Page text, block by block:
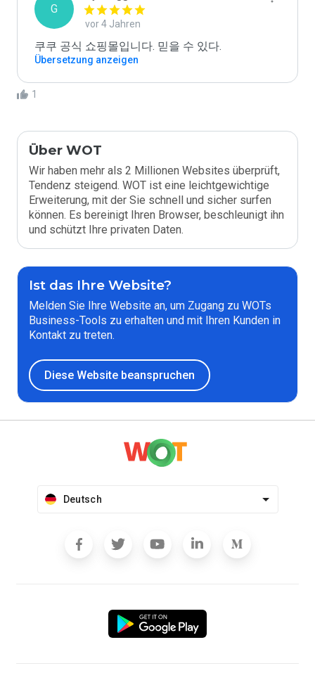
G
vor 4 Jahren
쿠쿠 공식 쇼핑몰입니다. 믿을 수 있다.
Übersetzung anzeigen
1
Über WOT
Wir haben mehr als 2 Millionen Websites überprüft,
Tendenz steigend. WOT ist eine leichtgewichtige
Erweiterung, mit der Sie schnell und sicher surfen
können. Es bereinigt Ihren Browser, beschleunigt ihn
und schützt Ihre privaten Daten.
Ist das Ihre Website?
Melden Sie Ihre Website an, um Zugang zu WOTs
Business-Tools zu erhalten und mit Ihren Kunden in
Kontakt zu treten.
Diese Website beanspruchen
Deutsch